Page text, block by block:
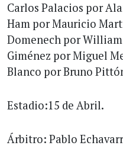
Carlos Palacios por
Ham por Mauricio
Domenech por
Giménez por Miguel
Blanco por Bruno
Estadio:15 de Abril.
Árbitro: Pablo